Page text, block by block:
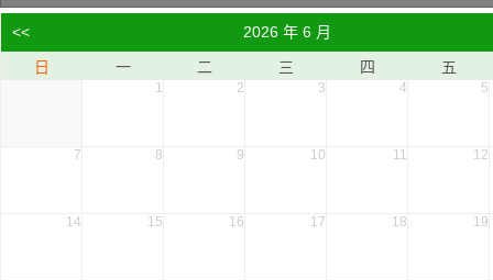
<<
2026 年 6 月
日
一 二 三 四 五
1 2 3 4 5
7 8 9 10 11 12
14 15 16 17 18 19